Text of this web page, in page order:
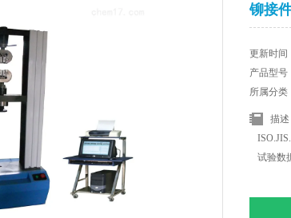
铆接
更新时间
产品型号
所属分类
描
试验数